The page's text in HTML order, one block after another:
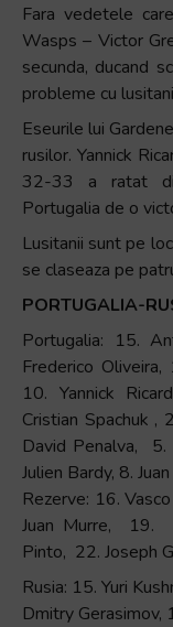
Fara vedetele
Wasps – Victor
secunda, ducand
probleme cu
Eseurile lui
rusilor. Yannick
32-33 a ratat
Portugalia de o
Lusitanii sunt pe
se claseaza pe
PORTUGALIA-
Portugalia: 15.
Frederico
10. Yannick
Cristian Spachuk ,
David Penalva, 5.
Julien Bardy, 8.
Rezerve: 16.
Juan Murre, 19.
Pinto, 22. Joseph
Rusia: 15. Yuri
Dmitry